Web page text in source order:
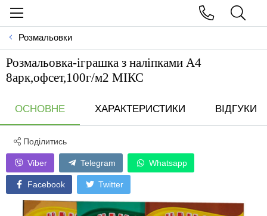
Розмальовки
Розмальовка-іграшка з наліпками А4
8арк,офсет,100г/м2 МІКС
ОСНОВНЕ ХАРАКТЕРИСТИКИ ВІДГУКИ
Поділитись
Viber Telegram Whatsapp
Facebook Twitter